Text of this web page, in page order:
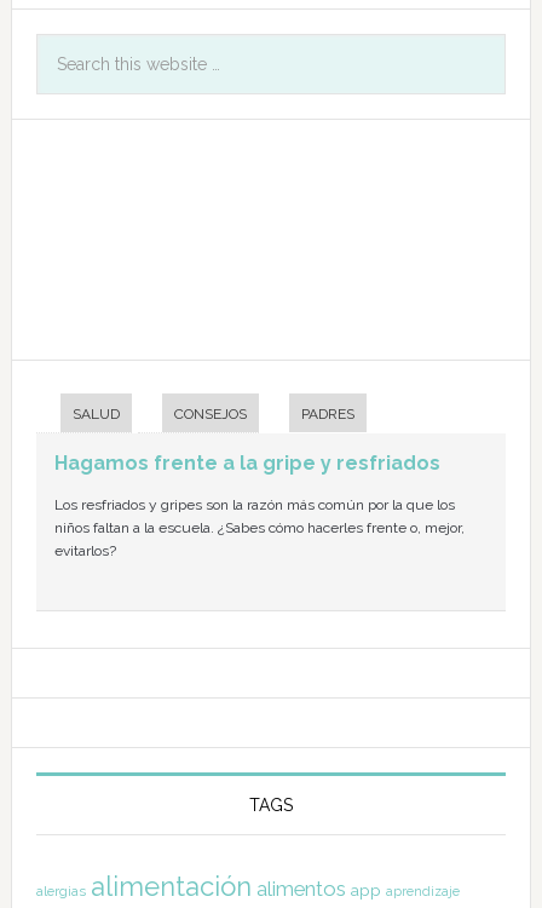
SALUD CONSEJOS PADRES
Hagamos frente a la gripe y resfriados
Los resfriados y gripes son la razón más común por la que los
niños faltan a la escuela. ¿Sabes cómo hacerles frente o, mejor,
evitarlos?
TAGS
alergias alimentación alimentos app aprendizaje